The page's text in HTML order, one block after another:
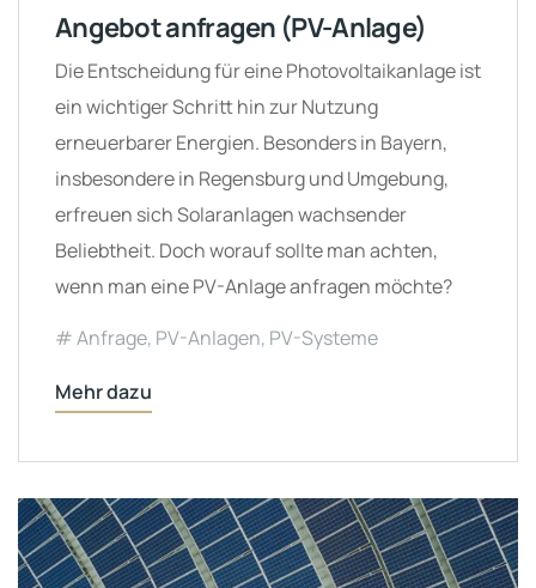
Angebot anfragen (PV-Anlage)
Die Entscheidung für eine Photovoltaikanlage ist
ein wichtiger Schritt hin zur Nutzung
erneuerbarer Energien. Besonders in Bayern,
insbesondere in Regensburg und Umgebung,
erfreuen sich Solaranlagen wachsender
Beliebtheit. Doch worauf sollte man achten,
wenn man eine PV-Anlage anfragen möchte?
Anfrage, PV-Anlagen, PV-Systeme
Mehr dazu